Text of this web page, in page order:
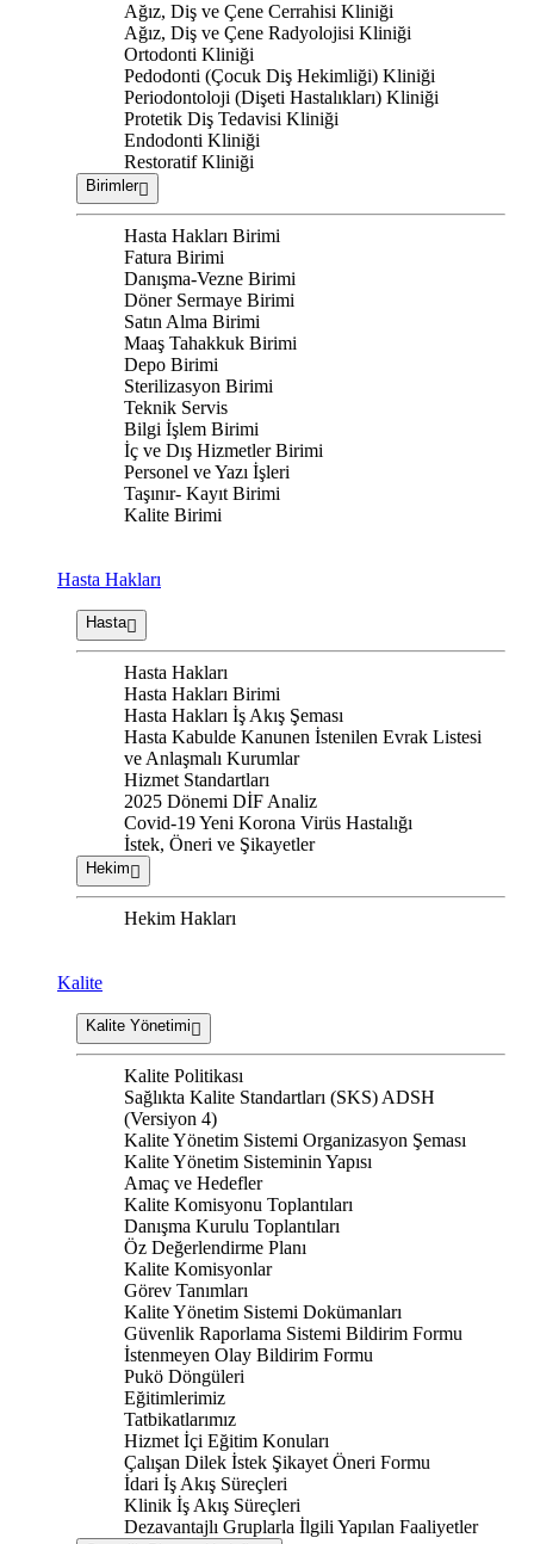
Ağız, Diş ve Çene Cerrahisi Kliniği
Ağız, Diş ve Çene Radyolojisi Kliniği
Ortodonti Kliniği
Pedodonti (Çocuk Diş Hekimliği) Kliniği
Periodontoloji (Dişeti Hastalıkları) Kliniği
Protetik Diş Tedavisi Kliniği
Endodonti Kliniği
Restoratif Kliniği
Birimler
Hasta Hakları Birimi
Fatura Birimi
Danışma-Vezne Birimi
Döner Sermaye Birimi
Satın Alma Birimi
Maaş Tahakkuk Birimi
Depo Birimi
Sterilizasyon Birimi
Teknik Servis
Bilgi İşlem Birimi
İç ve Dış Hizmetler Birimi
Personel ve Yazı İşleri
Taşınır- Kayıt Birimi
Kalite Birimi
Hasta Hakları
Hasta
Hasta Hakları
Hasta Hakları Birimi
Hasta Hakları İş Akış Şeması
Hasta Kabulde Kanunen İstenilen Evrak Listesi
ve Anlaşmalı Kurumlar
Hizmet Standartları
2025 Dönemi DİF Analiz
Covid-19 Yeni Korona Virüs Hastalığı
İstek, Öneri ve Şikayetler
Hekim
Hekim Hakları
Kalite
Kalite Yönetimi
Kalite Politikası
Sağlıkta Kalite Standartları (SKS) ADSH
(Versiyon 4)
Kalite Yönetim Sistemi Organizasyon Şeması
Kalite Yönetim Sisteminin Yapısı
Amaç ve Hedefler
Kalite Komisyonu Toplantıları
Danışma Kurulu Toplantıları
Öz Değerlendirme Planı
Kalite Komisyonlar
Görev Tanımları
Kalite Yönetim Sistemi Dokümanları
Güvenlik Raporlama Sistemi Bildirim Formu
İstenmeyen Olay Bildirim Formu
Pukö Döngüleri
Eğitimlerimiz
Tatbikatlarımız
Hizmet İçi Eğitim Konuları
Çalışan Dilek İstek Şikayet Öneri Formu
İdari İş Akış Süreçleri
Klinik İş Akış Süreçleri
Dezavantajlı Gruplarla İlgili Yapılan Faaliyetler